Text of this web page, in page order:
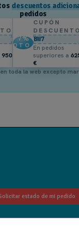
descuentos
pedidos
950
7%
DTO.
CUPÓN
DESCUENTO
BW7
En pedidos
superiores a
€
toda la web excepto
estado de mi pedido